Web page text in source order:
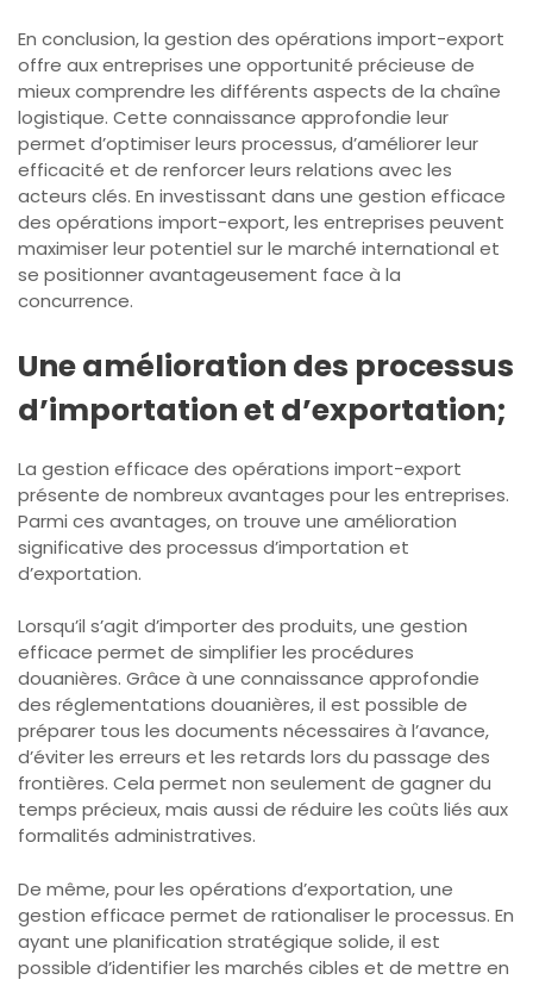
En conclusion, la gestion des opérations import-export
offre aux entreprises une opportunité précieuse de
mieux comprendre les différents aspects de la chaîne
logistique. Cette connaissance approfondie leur
permet d’optimiser leurs processus, d’améliorer leur
efficacité et de renforcer leurs relations avec les
acteurs clés. En investissant dans une gestion efficace
des opérations import-export, les entreprises peuvent
maximiser leur potentiel sur le marché international et
se positionner avantageusement face à la
concurrence.
Une amélioration des processus
d’importation et d’exportation;
La gestion efficace des opérations import-export
présente de nombreux avantages pour les entreprises.
Parmi ces avantages, on trouve une amélioration
significative des processus d’importation et
d’exportation.
Lorsqu’il s’agit d’importer des produits, une gestion
efficace permet de simplifier les procédures
douanières. Grâce à une connaissance approfondie
des réglementations douanières, il est possible de
préparer tous les documents nécessaires à l’avance,
d’éviter les erreurs et les retards lors du passage des
frontières. Cela permet non seulement de gagner du
temps précieux, mais aussi de réduire les coûts liés aux
formalités administratives.
De même, pour les opérations d’exportation, une
gestion efficace permet de rationaliser le processus. En
ayant une planification stratégique solide, il est
possible d’identifier les marchés cibles et de mettre en